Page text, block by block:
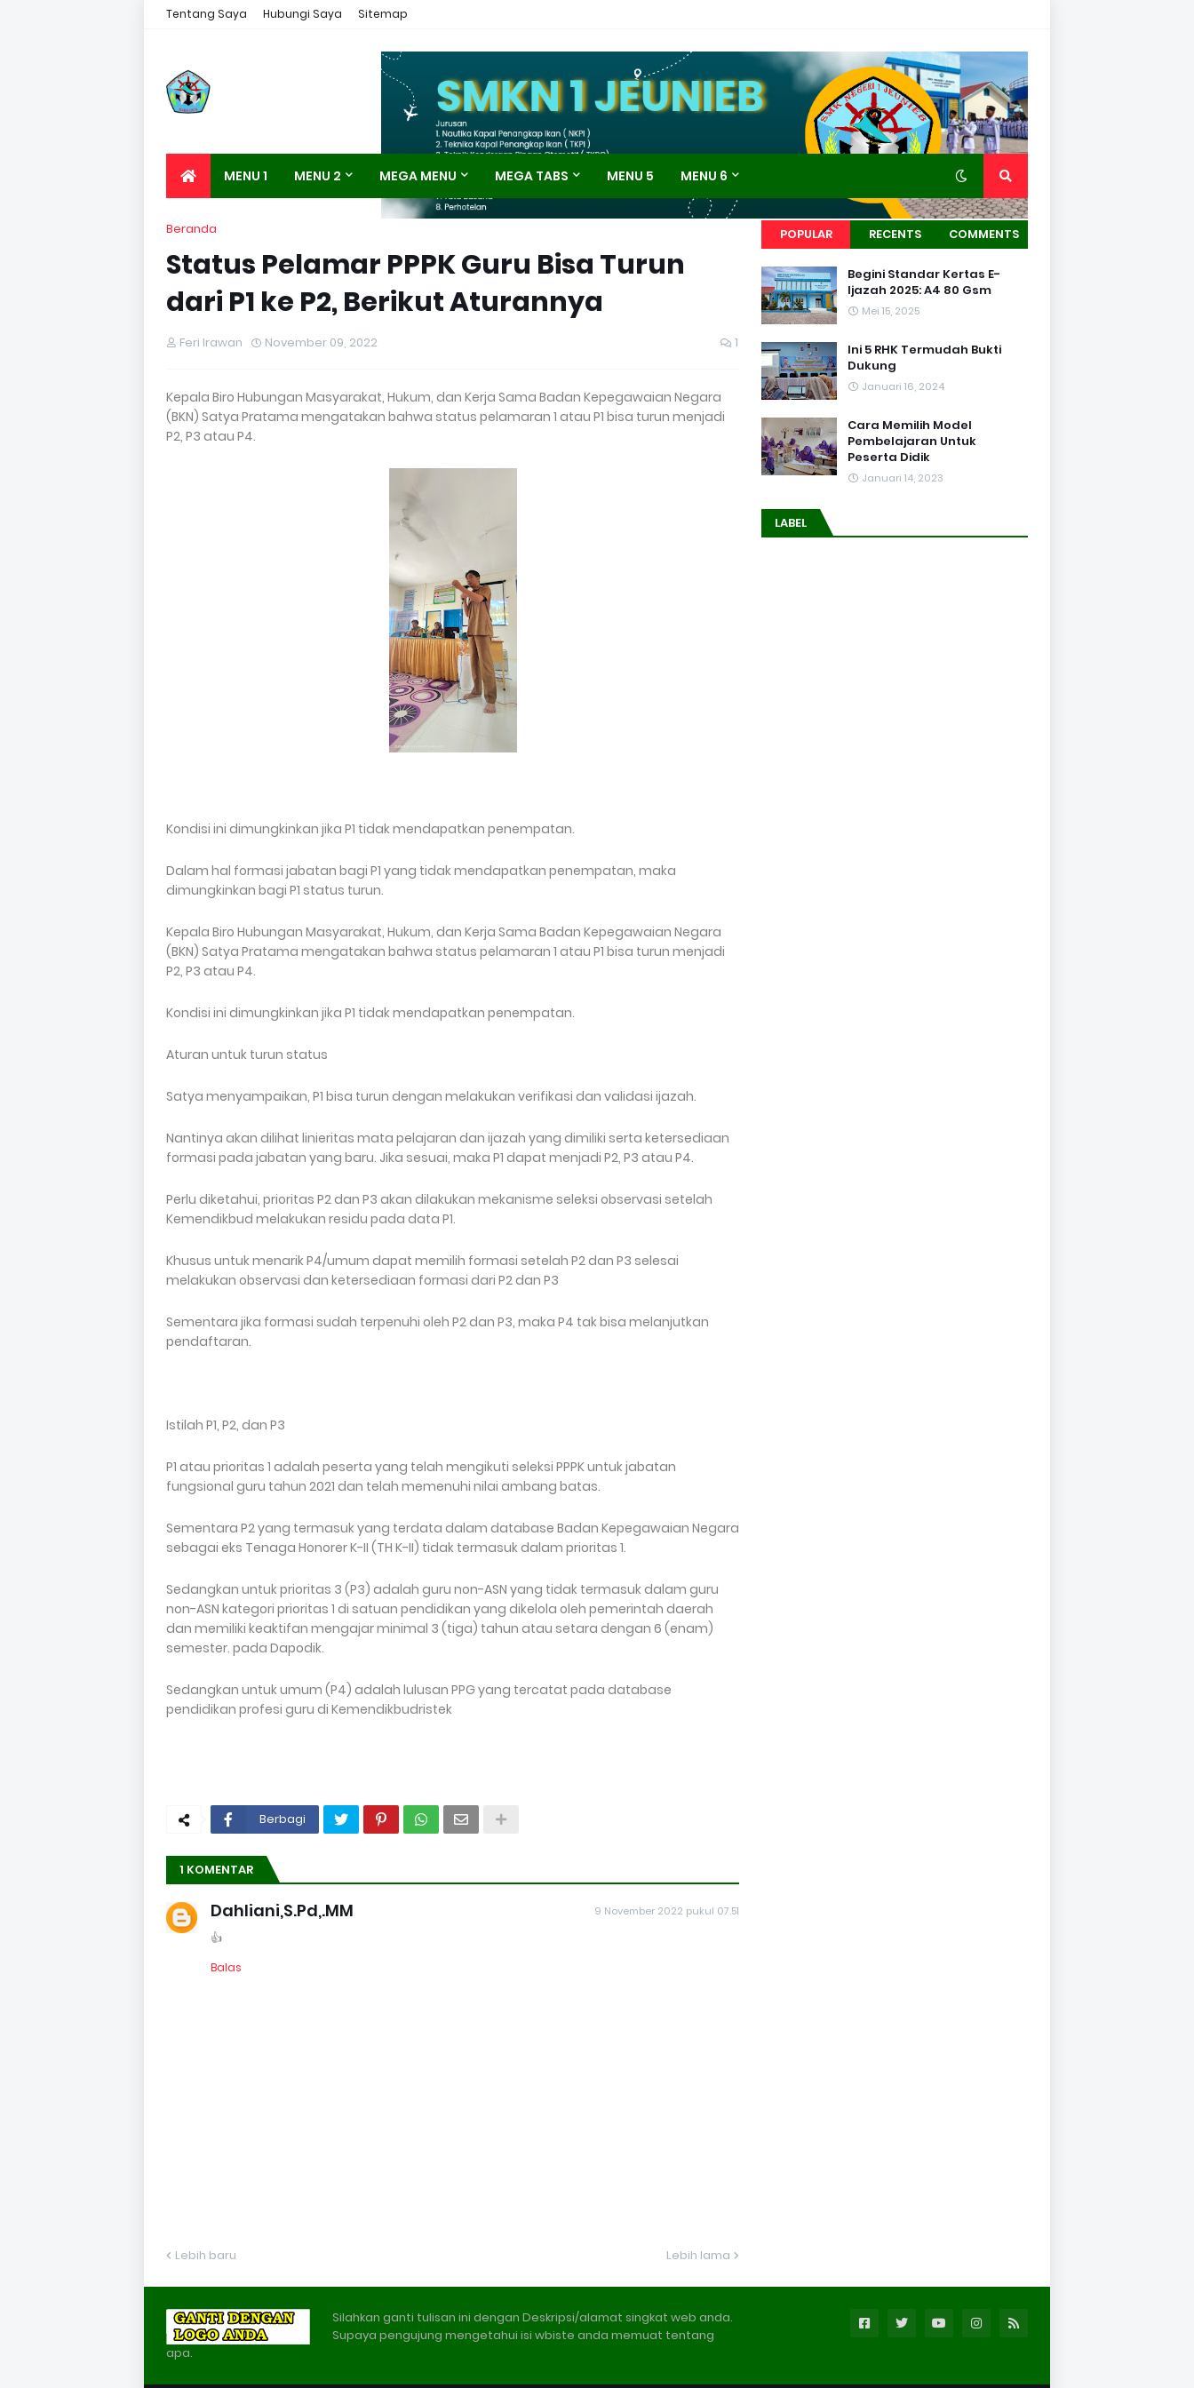
Tentang Saya Hubungi Saya Sitemap
MENU 1 MENU 2 MEGA MENU MEGA TABS MENU 5 MENU 6
Beranda
Status Pelamar PPPK Guru Bisa Turun
dari P1 ke P2, Berikut Aturannya
Feri Irawan November 09, 2022 1
Kepala Biro Hubungan Masyarakat, Hukum, dan Kerja Sama Badan Kepegawaian Negara
(BKN) Satya Pratama mengatakan bahwa status pelamaran 1 atau P1 bisa turun menjadi
P2, P3 atau P4.
Kondisi ini dimungkinkan jika P1 tidak mendapatkan penempatan.
Dalam hal formasi jabatan bagi P1 yang tidak mendapatkan penempatan, maka
dimungkinkan bagi P1 status turun.
Kepala Biro Hubungan Masyarakat, Hukum, dan Kerja Sama Badan Kepegawaian Negara
(BKN) Satya Pratama mengatakan bahwa status pelamaran 1 atau P1 bisa turun menjadi
P2, P3 atau P4.
Kondisi ini dimungkinkan jika P1 tidak mendapatkan penempatan.
Aturan untuk turun status
Satya menyampaikan, P1 bisa turun dengan melakukan verifikasi dan validasi ijazah.
Nantinya akan dilihat linieritas mata pelajaran dan ijazah yang dimiliki serta ketersediaan
formasi pada jabatan yang baru. Jika sesuai, maka P1 dapat menjadi P2, P3 atau P4.
Perlu diketahui, prioritas P2 dan P3 akan dilakukan mekanisme seleksi observasi setelah
Kemendikbud melakukan residu pada data P1.
Khusus untuk menarik P4/umum dapat memilih formasi setelah P2 dan P3 selesai
melakukan observasi dan ketersediaan formasi dari P2 dan P3
Sementara jika formasi sudah terpenuhi oleh P2 dan P3, maka P4 tak bisa melanjutkan
pendaftaran.
Istilah P1, P2, dan P3
P1 atau prioritas 1 adalah peserta yang telah mengikuti seleksi PPPK untuk jabatan
fungsional guru tahun 2021 dan telah memenuhi nilai ambang batas.
Sementara P2 yang termasuk yang terdata dalam database Badan Kepegawaian Negara
sebagai eks Tenaga Honorer K-II (TH K-II) tidak termasuk dalam prioritas 1.
Sedangkan untuk prioritas 3 (P3) adalah guru non-ASN yang tidak termasuk dalam guru
non-ASN kategori prioritas 1 di satuan pendidikan yang dikelola oleh pemerintah daerah
dan memiliki keaktifan mengajar minimal 3 (tiga) tahun atau setara dengan 6 (enam)
semester. pada Dapodik.
Sedangkan untuk umum (P4) adalah lulusan PPG yang tercatat pada database
pendidikan profesi guru di Kemendikbudristek
Berbagi
1 KOMENTAR
Dahliani,S.Pd,.MM 9 November 2022 pukul 07.51
👍
Balas
Lebih baru Lebih lama
POPULAR RECENTS COMMENTS
Begini Standar Kertas E-
Ijazah 2025: A4 80 Gsm
Mei 15, 2025
Ini 5 RHK Termudah Bukti
Dukung
Januari 16, 2024
Cara Memilih Model
Pembelajaran Untuk
Peserta Didik
Januari 14, 2023
LABEL
Silahkan ganti tulisan ini dengan Deskripsi/alamat singkat web anda.
Supaya pengujung mengetahui isi wbiste anda memuat tentang
apa.